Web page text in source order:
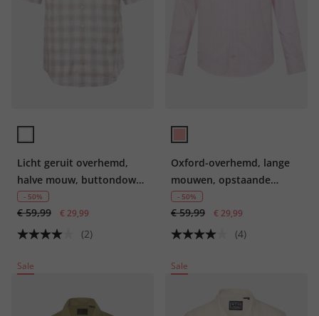
Licht geruit overhemd,
halve mouw, buttondown-
kraag, moderne pasvorm,
tot 8XL
- 50%
€ 59,99 € 29,99
(2)
Oxford-overhemd, lange
mouwen, opstaande
kraag, moderne pasvorm,
tot 8XL
- 50%
€ 59,99 € 29,99
(4)
Sale Sale